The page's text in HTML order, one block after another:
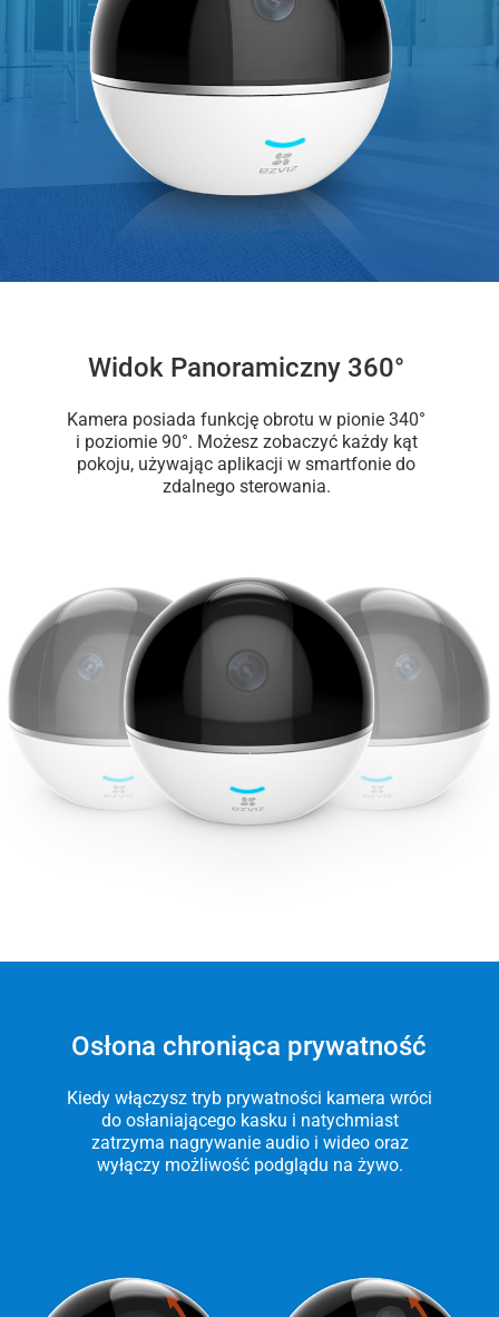
Widok Panoramiczny 360°
Kamera posiada funkcję obrotu w pionie 340°
i poziomie 90°. Możesz zobaczyć każdy kąt
pokoju, używając aplikacji w smartfonie do
zdalnego sterowania.
Osłona chroniąca prywatność
Kiedy włączysz tryb prywatności kamera wróci
do osłaniającego kasku i natychmiast
zatrzyma nagrywanie audio i wideo oraz
wyłączy możliwość podglądu na żywo.